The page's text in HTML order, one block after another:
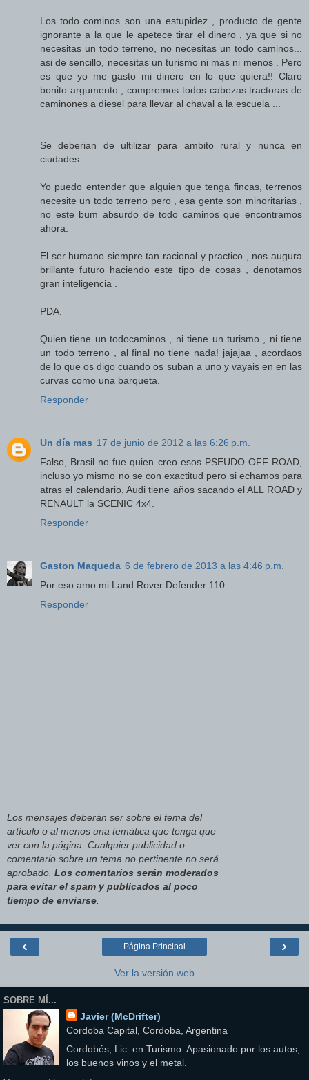
Los todo cominos son una estupidez , producto de gente
ignorante a la que le apetece tirar el dinero , ya que si no
necesitas un todo terreno, no necesitas un todo caminos...
asi de sencillo, necesitas un turismo ni mas ni menos . Pero
es que yo me gasto mi dinero en lo que quiera!! Claro
bonito argumento , compremos todos cabezas tractoras de
caminones a diesel para llevar al chaval a la escuela ...
Se deberian de ultilizar para ambito rural y nunca en
ciudades.
Yo puedo entender que alguien que tenga fincas, terrenos
necesite un todo terreno pero , esa gente son minoritarias ,
no este bum absurdo de todo caminos que encontramos
ahora.
El ser humano siempre tan racional y practico , nos augura
brillante futuro haciendo este tipo de cosas , denotamos
gran inteligencia .
PDA:
Quien tiene un todocaminos , ni tiene un turismo , ni tiene
un todo terreno , al final no tiene nada! jajajaa , acordaos
de lo que os digo cuando os suban a uno y vayais en en las
curvas como una barqueta.
Responder
Un día mas 17 de junio de 2012 a las 6:26 p.m.
Falso, Brasil no fue quien creo esos PSEUDO OFF ROAD,
incluso yo mismo no se con exactitud pero si echamos para
atras el calendario, Audi tiene años sacando el ALL ROAD y
RENAULT la SCENIC 4x4.
Responder
Gaston Maqueda 6 de febrero de 2013 a las 4:46 p.m.
Por eso amo mi Land Rover Defender 110
Responder
Los mensajes deberán ser sobre el tema del
artículo o al menos una temática que tenga que
ver con la página. Cualquier publicidad o
comentario sobre un tema no pertinente no será
aprobado. Los comentarios serán moderados
para evitar el spam y publicados al poco
tiempo de enviarse
‹ ›
Página Principal
Ver la versión web
SOBRE MÍ...
Javier (McDrifter)
Cordoba Capital, Cordoba, Argentina
Cordobés, Lic. en Turismo. Apasionado por los autos,
los buenos vinos y el metal.